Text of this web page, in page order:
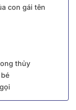
con gái tên
thủy